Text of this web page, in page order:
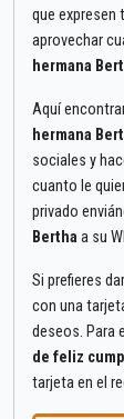
que expresen
aprovechar
hermana
Aquí
hermana
sociales y
cuanto le
privado
Bertha a su
Si prefieres
con una
deseos. Para
de feliz
tarjeta en el